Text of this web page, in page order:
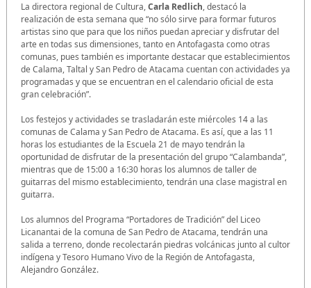
La directora regional de Cultura,Carla Redlich, destacó la
realización de esta semana que “no sólo sirve para formar futuros
artistas sino que para que los niños puedan apreciar y disfrutar del
arte en todas sus dimensiones, tanto en Antofagasta como otras
comunas, pues también es importante destacar que establecimientos
de Calama, Taltal y San Pedro de Atacama cuentan con actividades ya
programadas y que se encuentran en el calendario oficial de esta
gran celebración”.
Los festejos y actividades se trasladarán este miércoles 14 a las
comunas de Calama y San Pedro de Atacama. Es así, que a las 11
horas los estudiantes de la Escuela 21 de mayo tendrán la
oportunidad de disfrutar de la presentación del grupo “Calambanda”,
mientras que de 15:00 a 16:30 horas los alumnos de taller de
guitarras del mismo establecimiento, tendrán una clase magistral en
guitarra.
Los alumnos del Programa “Portadores de Tradición” del Liceo
Licanantai de la comuna de San Pedro de Atacama, tendrán una
salida a terreno, donde recolectarán piedras volcánicas junto al cultor
indígena y Tesoro Humano Vivo de la Región de Antofagasta,
Alejandro González.